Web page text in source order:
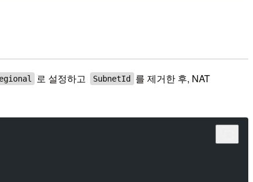
로 설정하고 SubnetId
를 제거한 후, NAT